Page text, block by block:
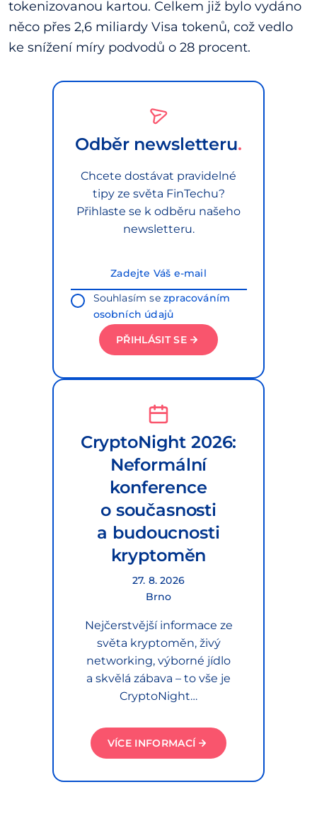
tokenizovanou kartou. Celkem již bylo vydáno
něco přes 2,6 miliardy Visa tokenů, což vedlo
ke snížení míry podvodů o 28 procent.
Odběr newsletteru
Chcete dostávat pravidelné
tipy ze světa FinTechu?
Přihlaste se k odběru našeho
newsletteru.
Souhlasím sezpracováním
osobních údajů
PŘIHLÁSIT SE
CryptoNight 2026:
Neformální
konference
o současnosti
a budoucnosti
kryptoměn
27. 8. 2026
Brno
Nejčerstvější informace ze
světa kryptoměn, živý
networking, výborné jídlo
a skvělá zábava – to vše je
CryptoNight…
VÍCE INFORMACÍ